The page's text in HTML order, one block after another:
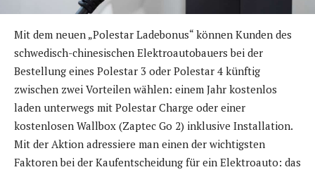
Mit dem neuen „Polestar Ladebonus“ können Kunden des
schwedisch-chinesischen Elektroautobauers bei der
Bestellung eines Polestar 3 oder Polestar 4 künftig
zwischen zwei Vorteilen wählen: einem Jahr kostenlos
laden unterwegs mit Polestar Charge oder einer
kostenlosen Wallbox (Zaptec Go 2) inklusive Installation.
Mit der Aktion adressiere man einen der wichtigsten
Faktoren bei der Kaufentscheidung für ein Elektroauto: das